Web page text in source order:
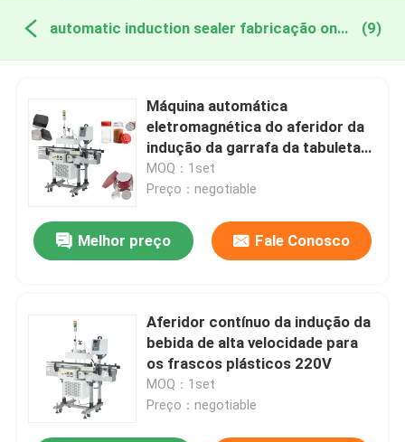
automatic induction sealer fabricação online (9)
Máquina automática
eletromagnética do aferidor da
indução da garrafa da tabuleta
para a selagem do tampão
MOQ：1set
Preço：negotiable
Melhor preço Fale Conosco
Aferidor contínuo da indução da
bebida de alta velocidade para
os frascos plásticos 220V
MOQ：1set
Preço：negotiable